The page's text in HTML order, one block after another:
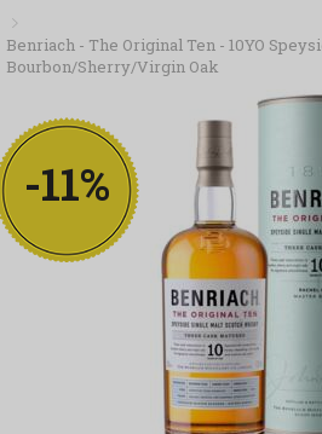
Benriach - The Original Ten - 10YO
Bourbon/Sherry/Virgin Oak
-11%